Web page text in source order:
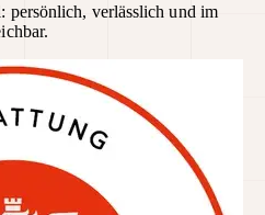
verlässlich und im